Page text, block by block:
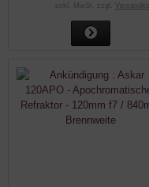
exkl. MwSt. zzgl.